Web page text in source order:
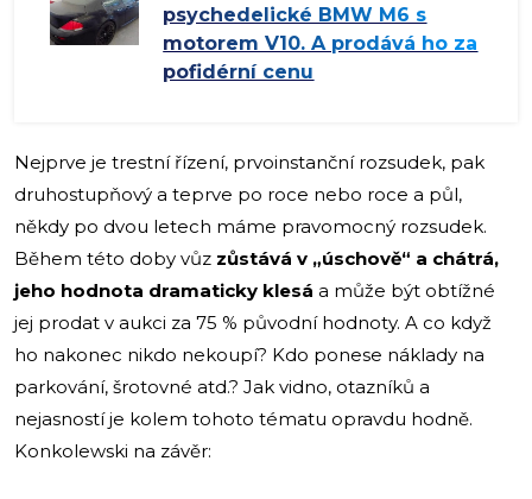
psychedelické BMW M6 s
motorem V10. A prodává ho za
pofidérní cenu
Nejprve je trestní řízení, prvoinstanční rozsudek, pak
druhostupňový a teprve po roce nebo roce a půl,
někdy po dvou letech máme pravomocný rozsudek.
Během této doby vůz zůstává v „úschově“ a chátrá,
jeho hodnota dramaticky klesá a může být obtížné
jej prodat v aukci za 75 % původní hodnoty. A co když
ho nakonec nikdo nekoupí? Kdo ponese náklady na
parkování, šrotovné atd.? Jak vidno, otazníků a
nejasností je kolem tohoto tématu opravdu hodně.
Konkolewski na závěr: